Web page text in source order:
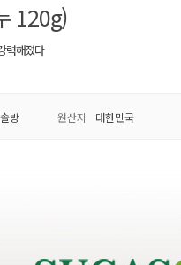
120g)
력해졌다
방 원산지 대한민국